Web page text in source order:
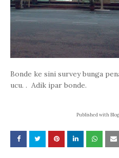
Bonde ke sini survey bunga
ucu. . Adik ipar bonde.
Published with